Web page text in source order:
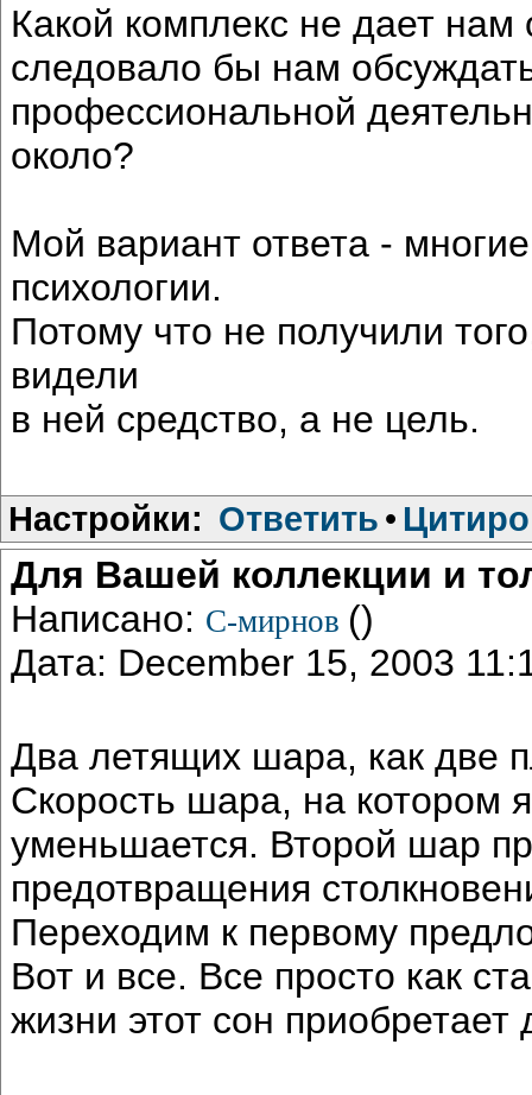
Какой комплекс не дает нам
следовало бы нам
профессиональной
около?
Мой вариант ответа -
психологии.
Потому что не получили
видели
в ней средство, а не цель.
Настройки: Ответить •
Для Вашей коллекции и
Написано: С-мирнов ()
Дата: December 15, 2003
Два летящих шара, как две
Скорость шара, на котором
уменьшается. Второй шар
предотвращения
Переходим к первому
Вот и все. Все просто как
жизни этот сон